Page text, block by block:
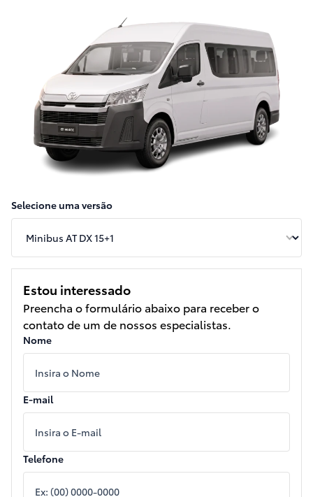
Selecione uma versão
Estou interessado
Preencha o formulário abaixo para receber o
contato de um de nossos especialistas.
Nome
E-mail
Telefone